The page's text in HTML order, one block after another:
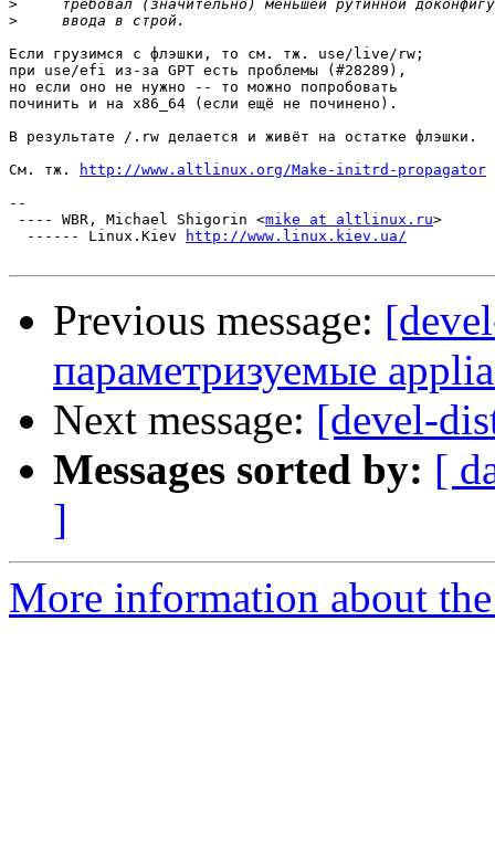
>
>
Если грузимся с флэшки, то см. тж. use/live/rw;
при use/efi из-за GPT есть проблемы (#28289),
но если оно не нужно -- то можно попробовать
починить и на x86_64 (если ещё не починено).
В результате /.rw делается и живёт на остатке флэшки.
См. тж.
http://www.altlinux.org/Make-initrd-propagator
--
---- WBR, Michael Shigorin <mike at altlinux.ru>
  ------ Linux.Kiev
http://www.linux.kiev.ua/
Previous message:
параметризуемые
Next message: [devel-
Messages sorted by: [
]
More information about